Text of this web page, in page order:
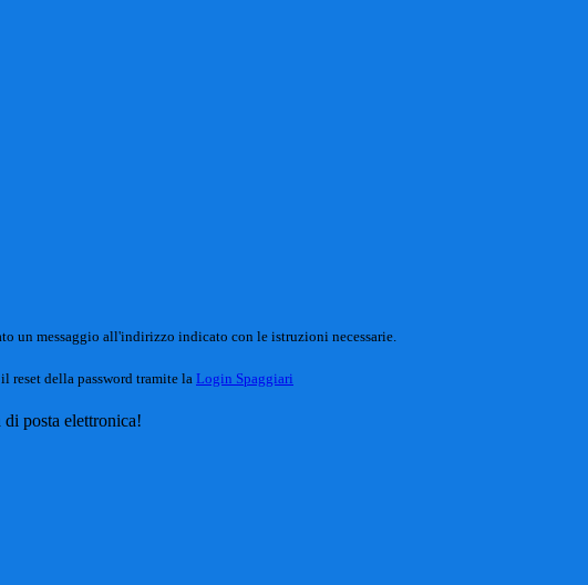
un messaggio all'indirizzo indicato con le istruzioni necessarie.
reset della password tramite la Login Spaggiari
posta elettronica!